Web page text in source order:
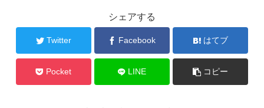
シェアする
Twitter Facebook はてブ
Pocket LINE コピー